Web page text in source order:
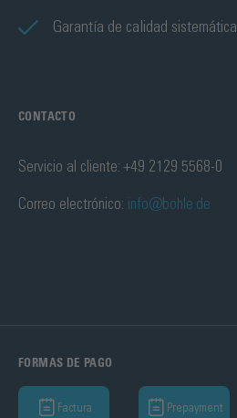
Garantía de calidad sistemática
CONTACTO
Servicio al cliente: +49 2129 5568-0
Correo electrónico: info@bohle.de
FORMAS DE PAGO
Factura Prepayment